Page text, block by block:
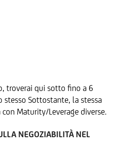
troverai qui sotto fino a 6
Sottostante, la stessa
Maturity/Leverage diverse.
NEGOZIABILITÀ NEL